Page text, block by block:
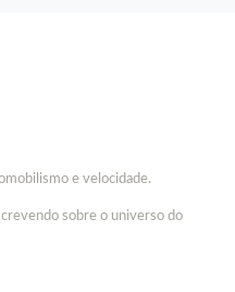
e velocidade.
sobre o universo do